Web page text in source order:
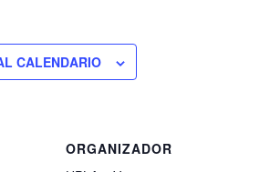
CALENDARIO
ORGANIZADOR